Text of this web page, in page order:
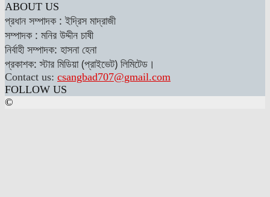
ABOUT US
প্রধান সম্পাদক : ইদ্রিস মাদ্রাজী
সম্পাদক : মনির উদ্দীন চাষী
নির্বাহী সম্পাদক: হাসনা হেনা
প্রকাশক: স্টার মিডিয়া (প্রাইভেট) লিমিটেড।
Contact us: csangbad707@gmail.com
FOLLOW US
©